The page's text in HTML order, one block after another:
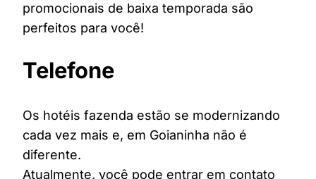
promocionais de baixa temporada são
perfeitos para você!
Telefone
Os hotéis fazenda estão se modernizando
cada vez mais e, em Goianinha não é
diferente.
Atualmente, você pode entrar em contato